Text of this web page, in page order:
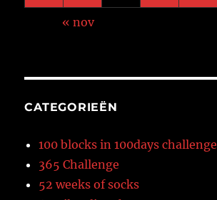
« nov
CATEGORIEËN
100 blocks in 100days challenge
365 Challenge
52 weeks of socks